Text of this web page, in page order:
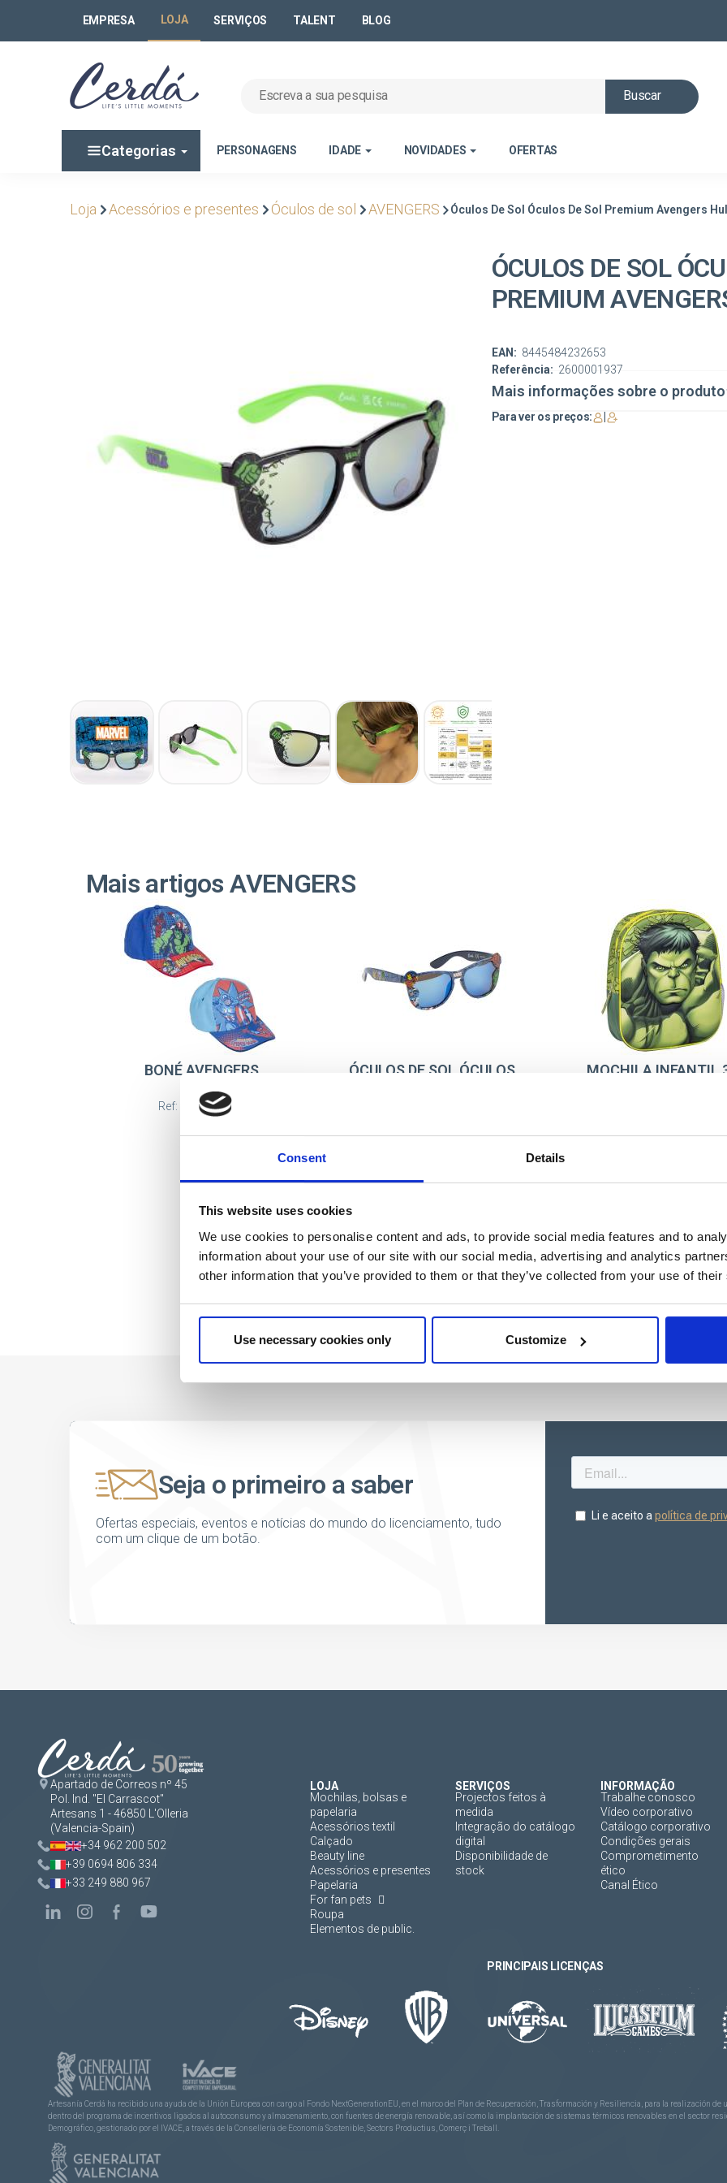
Consent Details
This website uses cookies
We use cookies to personalise content and ads, to provide social media features and to
information about your use of our site with our social media, advertising and analytics
other information that you’ve provided to them or that they’ve collected from your use of
Use necessary cookies only Customize
EMPRESA LOJA SERVIÇOS TALENT BLOG
Buscar
Categorias PERSONAGENS IDADE NOVIDADES OFERTAS
Loja Acessórios e presentes Óculos de sol AVENGERS Óculos De Sol Óculos De Sol Premium Avengers
ÓCULOS DE SOL
PREMIUM
Referência: 2600001937
EAN: 8445484232653
Mais informações sobre o produto
Para ver os preços:
Mais artigos AVENGERS
BONÉ AVENGERS
Ref: 2200010112
ÓCULOS DE SOL ÓCULOS
MOCHILA INFANTIL
Seja o primeiro a saber
Ofertas especiais, eventos e notícias do mundo do licenciamento, tudo
com um clique de um botão.
Apartado de Correos nº 45
Pol. Ind. "El Carrascot"
Artesans 1 - 46850 L'Olleria
(Valencia-Spain)
+34 962 200 502
+39 0694 806 334
+33 249 880 967
LOJA
Mochilas, bolsas e
papelaria
Acessórios textil
Calçado
Beauty line
Acessórios e presentes
Papelaria
For fan pets
Roupa
Elementos de public.
SERVIÇOS
Projectos feitos à
medida
Integração do catálogo
digital
Disponibilidade de
stock
INFORMAÇÃO
Trabalhe conosco
Vídeo corporativo
Catálogo corporativo
Condições gerais
Comprometimento
ético
Canal Ético
PRINCIPAIS LICENÇAS
Artesanía Cerdá ha recibido una ayuda de la Unión Europea con cargo al Fondo NextGenerationEU, en el marco del Plan de Recuperación, Trasformación y Resiliencia, para la realización
dentro del programa de incentivos ligados al autoconsumo y almacenamiento, con fuentes de energía renovable, así como la implantación de sistemas térmicos renovables en el sector
Demográfico, gestionado por el IVACE, a través de la Consellería de Economía Sostenible, Sectors Productius, Comerç i Treball.